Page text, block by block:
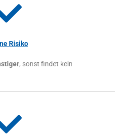
Risiko
, sonst findet kein